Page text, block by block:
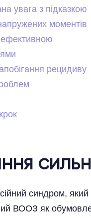
увага з підказкою
моментів
ефективною
рецидиву
синдром, який
ВООЗ як